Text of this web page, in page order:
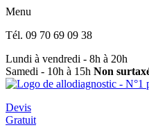
Menu
Tél. 09 70 69 09 38
Lundi à vendredi - 8h à 20h
Samedi - 10h à 15h Non
Devis
Gratuit